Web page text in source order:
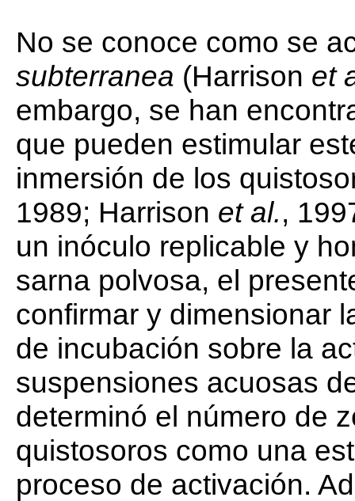
No se conoce como se
subterranea (Harrison et
embargo, se han
que pueden estimular
inmersión de los
1989; Harrison et al.,
un inóculo replicable y
sarna polvosa, el
confirmar y dimensionar
de incubación sobre la
suspensiones acuosas
determinó el número de
quistosoros como una
proceso de activación.